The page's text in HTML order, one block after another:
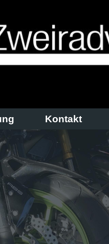
Kontakt